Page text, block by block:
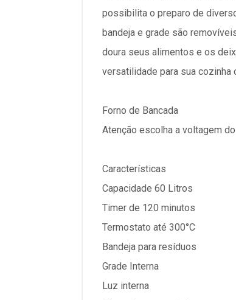
possibilita o preparo de
bandeja e grade são
doura seus alimentos e os
versatilidade para sua cozinha
Forno de Bancada
Atenção escolha a voltagem
Características
Capacidade 60 Litros
Timer de 120 minutos
Termostato até 300°C
Bandeja para resíduos
Grade Interna
Luz interna